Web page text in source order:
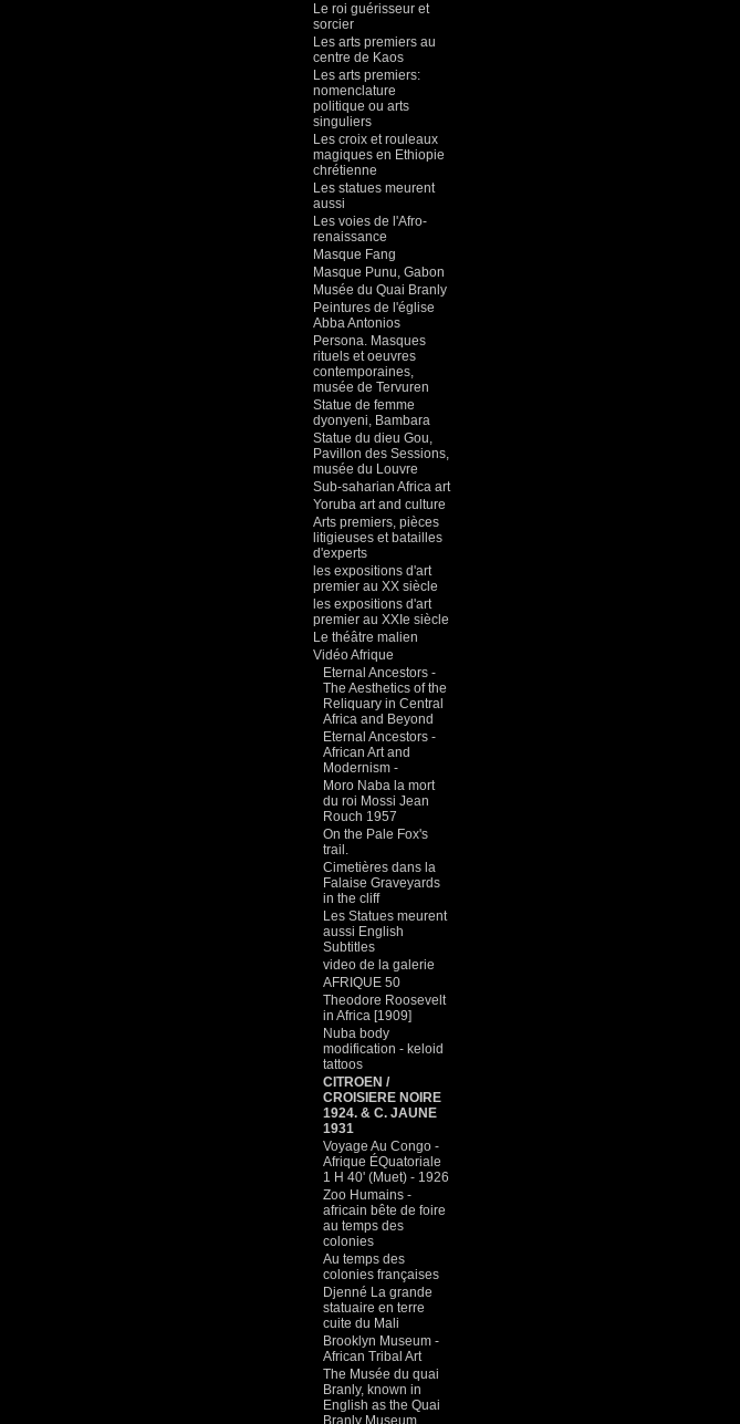
Le roi guérisseur et
sorcier
Les arts premiers au
centre de Kaos
Les arts premiers:
nomenclature
politique ou arts
singuliers
Les croix et rouleaux
magiques en Ethiopie
chrétienne
Les statues meurent
aussi
Les voies de l'Afro-
renaissance
Masque Fang
Masque Punu, Gabon
Musée du Quai Branly
Peintures de l'église
Abba Antonios
Persona. Masques
rituels et oeuvres
contemporaines,
musée de Tervuren
Statue de femme
dyonyeni, Bambara
Statue du dieu Gou,
Pavillon des Sessions,
musée du Louvre
Sub-saharian Africa art
Yoruba art and culture
Arts premiers, pièces
litigieuses et batailles
d'experts
les expositions d'art
premier au XX siècle
les expositions d'art
premier au XXIe siècle
Le théâtre malien
Vidéo Afrique
Eternal Ancestors -
The Aesthetics of the
Reliquary in Central
Africa and Beyond
Eternal Ancestors -
African Art and
Modernism -
Moro Naba la mort
du roi Mossi Jean
Rouch 1957
On the Pale Fox's
trail.
Cimetières dans la
Falaise Graveyards
in the cliff
Les Statues meurent
aussi English
Subtitles
video de la galerie
AFRIQUE 50
Theodore Roosevelt
in Africa [1909]
Nuba body
modification - keloid
tattoos
CITROEN /
CROISIERE NOIRE
1924. & C. JAUNE
1931
Voyage Au Congo -
Afrique ÉQuatoriale
1 H 40' (Muet) - 1926
Zoo Humains -
africain bête de foire
au temps des
colonies
Au temps des
colonies françaises
Djenné La grande
statuaire en terre
cuite du Mali
Brooklyn Museum -
African Tribal Art
The Musée du quai
Branly, known in
English as the Quai
Branly Museum